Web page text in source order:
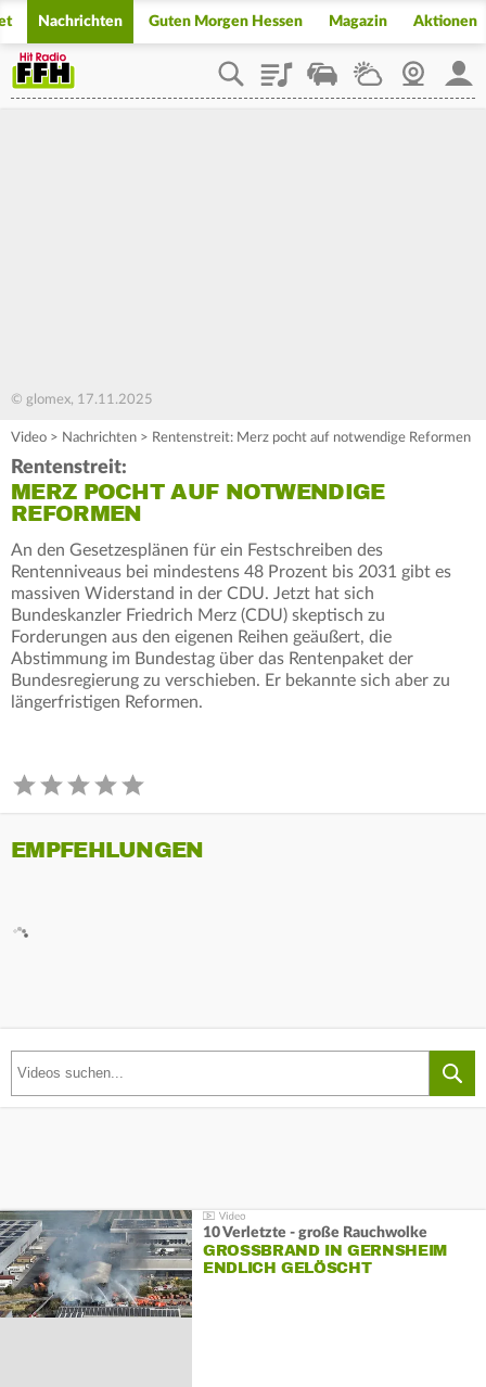
Nachrichten Guten Morgen Hessen Magazin Aktionen
PlaylistStaupilotWetterWebcam
© glomex, 17.11.2025
Video > Nachrichten > Rentenstreit: Merz pocht auf notwendige Reformen
Rentenstreit:
MERZ POCHT AUF NOTWENDIGE
REFORMEN
An den Gesetzesplänen für ein Festschreiben des
Rentenniveaus bei mindestens 48 Prozent bis 2031 gibt es
massiven Widerstand in der CDU. Jetzt hat sich
Bundeskanzler Friedrich Merz (CDU) skeptisch zu
Forderungen aus den eigenen Reihen geäußert, die
Abstimmung im Bundestag über das Rentenpaket der
Bundesregierung zu verschieben. Er bekannte sich aber zu
längerfristigen Reformen.
EMPFEHLUNGEN
10 Verletzte - große Rauchwolke
GROSSBRAND IN GERNSHEIM E
NDLICH GELÖSCHT